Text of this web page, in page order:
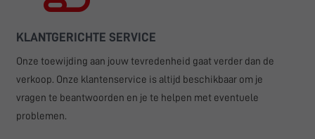
KLANTGERICHTE SERVICE
Onze toewijding aan jouw tevredenheid gaat verder dan de
verkoop. Onze klantenservice is altijd beschikbaar om je
vragen te beantwoorden en je te helpen met eventuele
problemen.